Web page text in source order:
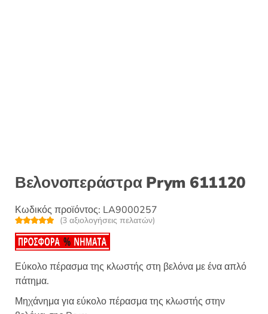
Βελονοπεράστρα Prym 611120
Κωδικός προϊόντος: LA9000257
Βαθμολογή
θηκε με5.00
από 5 με
βάση
3
πελάτη
(3 αξιολογήσεις πελατών)
Εύκολο πέρασμα της κλωστής στη βελόνα με ένα απλό
πάτημα.
Μηχάνημα για εύκολο πέρασμα της κλωστής στην